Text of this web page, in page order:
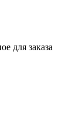
для заказа